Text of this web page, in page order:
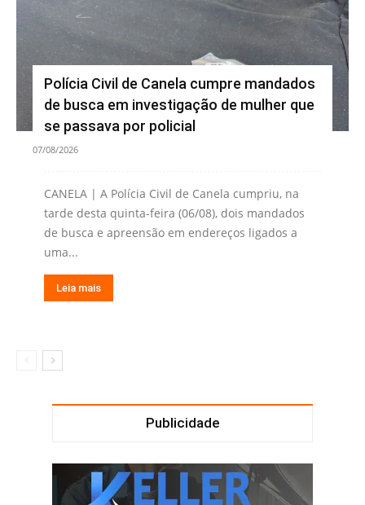
Polícia Civil de Canela cumpre mandados
de busca em investigação de mulher que
se passava por policial
07/08/2026
CANELA | A Polícia Civil de Canela cumpriu, na
tarde desta quinta-feira (06/08), dois mandados
de busca e apreensão em endereços ligados a
uma...
Leia mais
Publicidade